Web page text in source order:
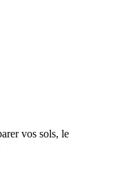
vos sols, le